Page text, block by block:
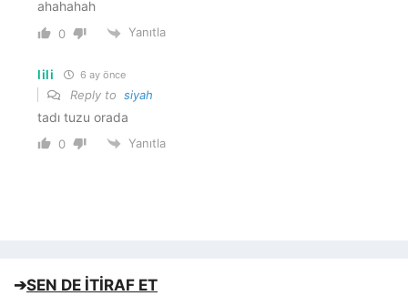
ahahahah
0 Yanıtla
lili 6 ay önce
Reply to siyah
tadı tuzu orada
0 Yanıtla
➔SEN DE İTİRAF ET